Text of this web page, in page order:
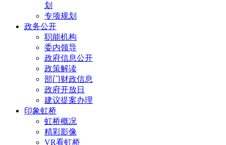
划
专项规划
政务公开
职能机构
委内领导
政府信息公开
政策解读
部门财政信息
政府开放日
建议提案办理
印象虹桥
虹桥概况
精彩影像
VR看虹桥